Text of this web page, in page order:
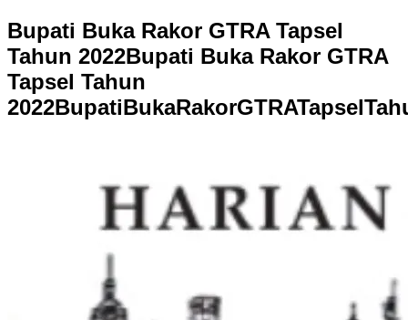
Bupati Buka Rakor GTRA Tapsel
Tahun 2022Bupati Buka Rakor GTRA
Tapsel Tahun
2022BupatiBukaRakorGTRATapselTah